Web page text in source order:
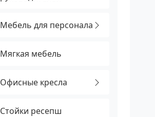
Мебель для персонала
Мягкая мебель
Офисные кресла
Стойки ресепш